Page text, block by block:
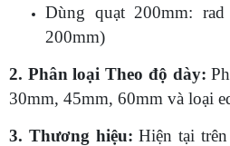
Dùng quạt 200mm:
200mm)
2. Phân loại Theo độ dày:
30mm, 45mm, 60mm và loại
3. Thương hiệu: Hiện tại